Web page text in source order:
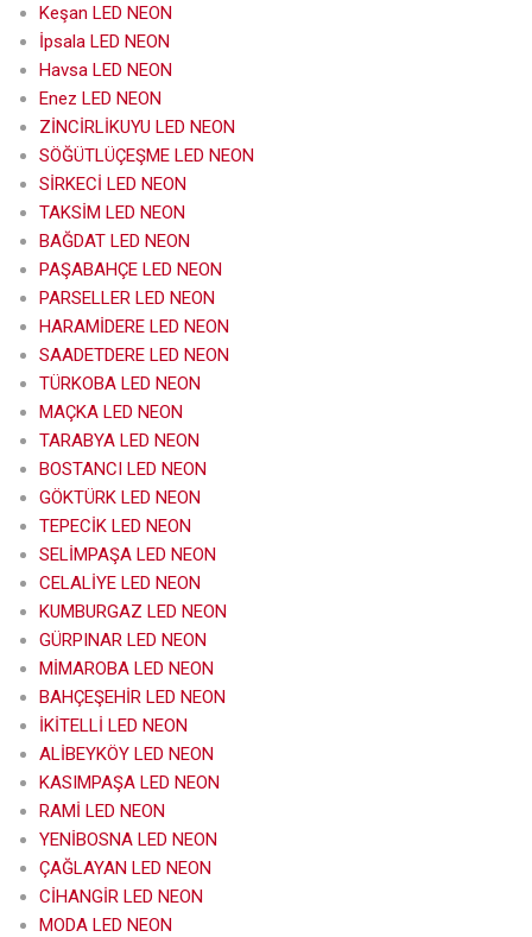
Keşan LED NEON
İpsala LED NEON
Havsa LED NEON
Enez LED NEON
ZİNCİRLİKUYU LED NEON
SÖĞÜTLÜÇEŞME LED NEON
SİRKECİ LED NEON
TAKSİM LED NEON
BAĞDAT LED NEON
PAŞABAHÇE LED NEON
PARSELLER LED NEON
HARAMİDERE LED NEON
SAADETDERE LED NEON
TÜRKOBA LED NEON
MAÇKA LED NEON
TARABYA LED NEON
BOSTANCI LED NEON
GÖKTÜRK LED NEON
TEPECİK LED NEON
SELİMPAŞA LED NEON
CELALİYE LED NEON
KUMBURGAZ LED NEON
GÜRPINAR LED NEON
MİMAROBA LED NEON
BAHÇEŞEHİR LED NEON
İKİTELLİ LED NEON
ALİBEYKÖY LED NEON
KASIMPAŞA LED NEON
RAMİ LED NEON
YENİBOSNA LED NEON
ÇAĞLAYAN LED NEON
CİHANGİR LED NEON
MODA LED NEON